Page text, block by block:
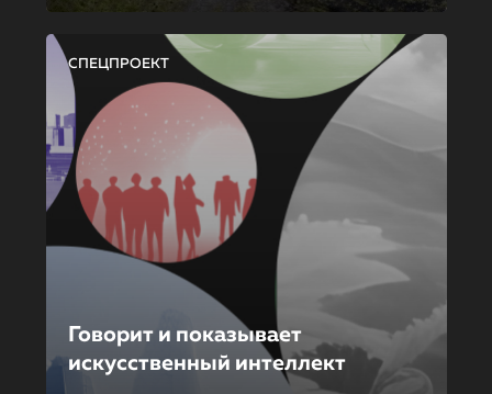
СПЕЦПРОЕКТ
Говорит и показывает
искусственный интеллект